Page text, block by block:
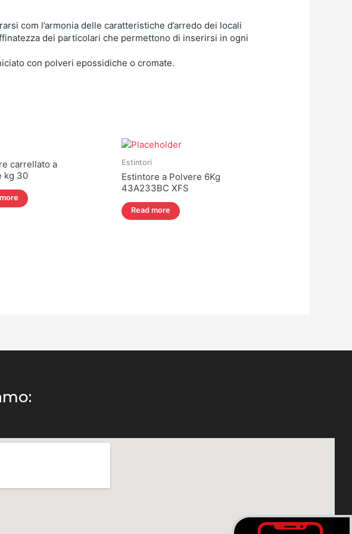
com l’armonia delle caratteristiche d’arredo dei locali
dei particolari che permettono di inserirsi in ogni
con polveri epossidiche o cromate.
carrellato a
kg 30
Estintori
Estintore a Polvere 6Kg
43A233BC XFS
Read more